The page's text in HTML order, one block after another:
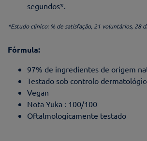
segundos*.
*Estudo clínico: % de satisfação, 21 voluntários, 28
Fórmula:
97% de ingredientes de origem
Testado sob controlo
Vegan
Nota Yuka : 100/100
Oftalmologicamente testado